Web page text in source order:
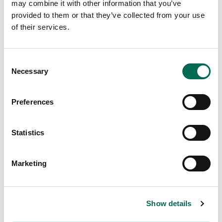
may combine it with other information that you’ve
provided to them or that they’ve collected from your use
of their services.
Selection
Necessary
Preferences
Statistics
Marketing
Show details